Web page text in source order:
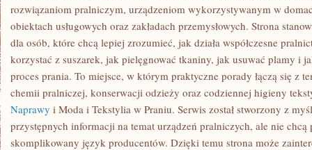
rozwiązaniom pralniczym, urządzeniom wykorzystywanym w
obiektach usługowych oraz zakładach przemysłowych. Strona
dla osób, które chcą lepiej zrozumieć, jak działa współczesne
korzystać z suszarek, jak pielęgnować tkaniny, jak usuwać plamy i
proces prania. To miejsce, w którym praktyczne porady łączą się z
chemii pralniczej, konserwacji odzieży oraz codziennej higieny
Naprawy i Moda i Tekstylia w Praniu. Serwis został stworzony z
przystępnych informacji na temat urządzeń pralniczych, ale nie chcą
skomplikowany język producentów. Dzięki temu strona może